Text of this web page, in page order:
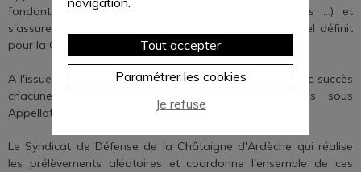
fondant, sucrosité, amertume, saveur de châtaignes …) et
s'assure que les fruits correspondent au profil sensoriel définit
pour la Châtaigne d'Ardèche.
A l'issue de ces deux commissions, si le lot a passé avec succès
chacune des étapes, il peut être commercialisés sous
Appellation d'Origine Contrôlée « Châtaigne d'Ardèche ».
Le Syndicat de Défense de la Châtaigne d'Ardèche qui réalise
les prélèvements aléatoires et coordonne l'ensemble de ces
Tout accepter
Paramétrer les cookies
Je refuse